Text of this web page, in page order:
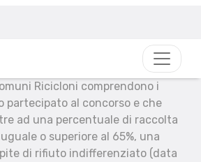
Ricicloni comprendono i
partecipato al concorso e che
ad una percentuale di raccolta
o superiore al 65%, una
di rifiuto indifferenziato (data